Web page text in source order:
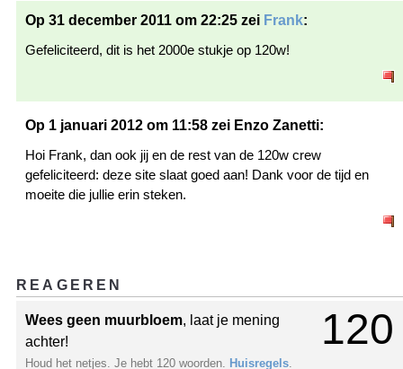
Op 31 december 2011 om 22:25 zei Frank:
Gefeliciteerd, dit is het 2000e stukje op 120w!
Op 1 januari 2012 om 11:58 zei Enzo Zanetti:
Hoi Frank, dan ook jij en de rest van de 120w crew
gefeliciteerd: deze site slaat goed aan! Dank voor de tijd en
moeite die jullie erin steken.
REAGEREN
120
Wees geen muurbloem, laat je mening
achter!
Houd het netjes. Je hebt 120 woorden. Huisregels